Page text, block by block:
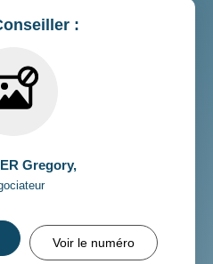
:
Gregory,
Voir le numéro